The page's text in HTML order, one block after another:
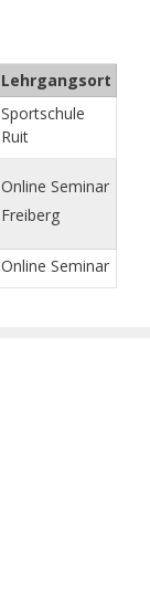
Lehrgangsort
Sportschule
Ruit
Online Seminar
Freiberg
Online Seminar